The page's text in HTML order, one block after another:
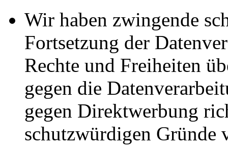
Wir haben zwingende
Fortsetzung der
Rechte und Freiheiten
gegen die
gegen Direktwerbung
schutzwürdigen Gründe